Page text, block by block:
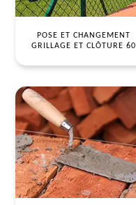
POSE ET CHANGEMENT
GRILLAGE ET CLÔTURE 60